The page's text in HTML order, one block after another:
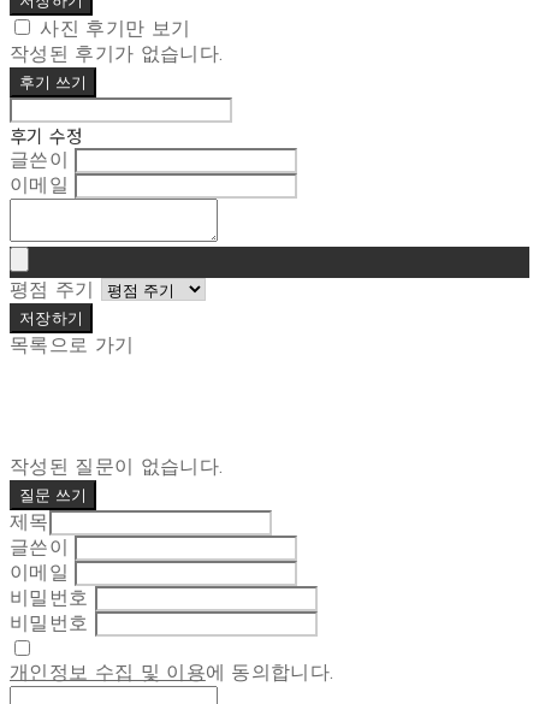
사진 후기만 보기
작성된 후기가 없습니다.
후기 쓰기
후기 수정
글쓴이
이메일
평점 주기
저장하기
목록으로 가기
작성된 질문이 없습니다.
질문 쓰기
제목
글쓴이
이메일
비밀번호
비밀번호
개인정보 수집 및 이용에 동의합니다.